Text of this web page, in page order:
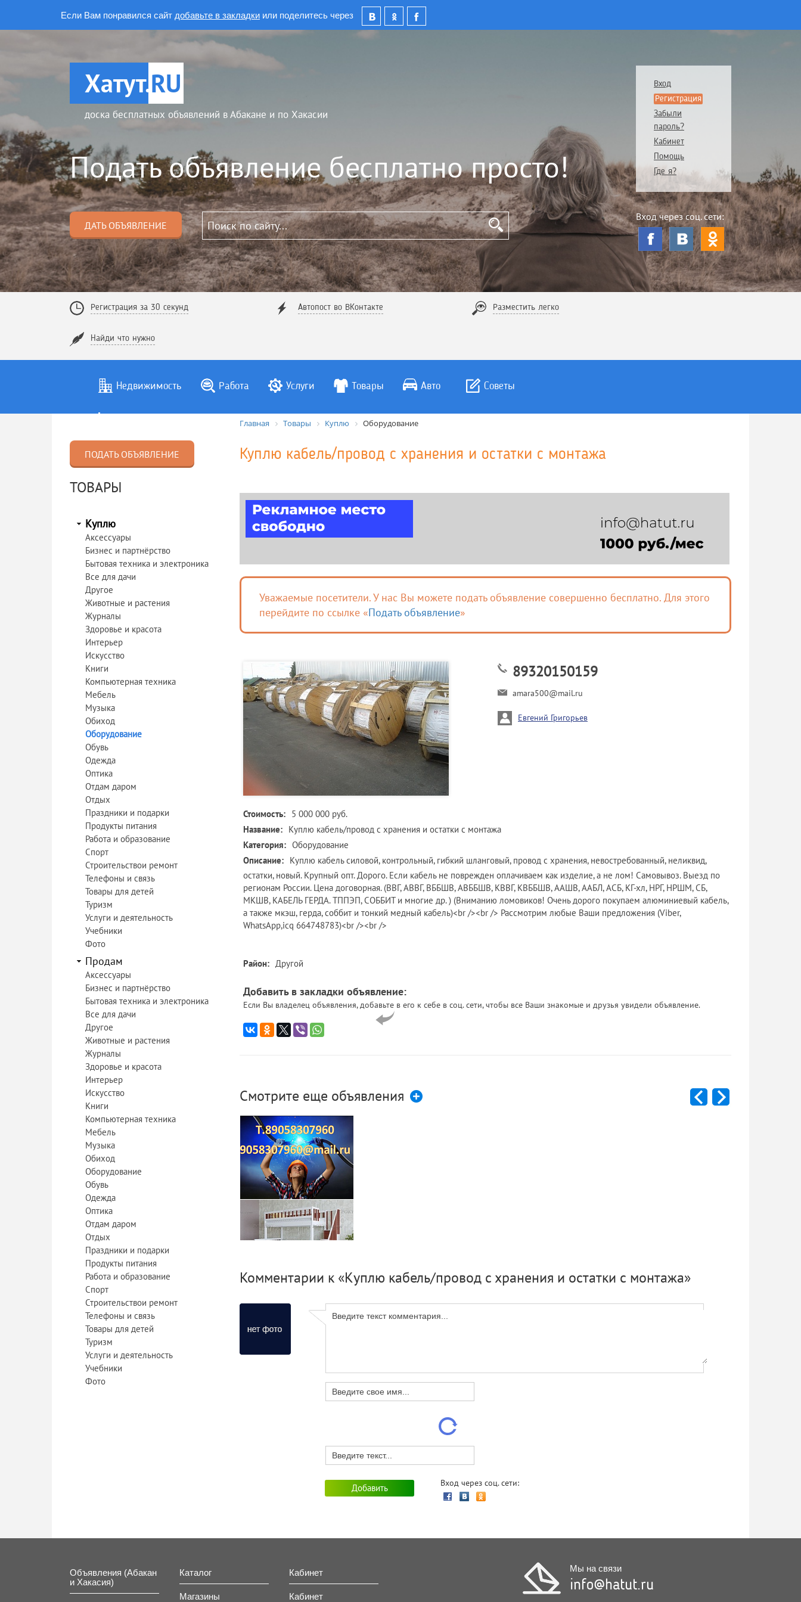
Если Вам понравился сайт добавьте в закладки или поделитесь через
Хатут.RU
доска бесплатных объявлений в Абакане и по Хакасии
Подать объявление бесплатно просто!
ДАТЬ ОБЪЯВЛЕНИЕ
Вход
Регистрация
Забыли
пароль?
Кабинет
Помощь
Где я?
Вход через соц. сети:
Регистрация за 30 секунд Автопост во ВКонтакте Разместить легко
Найди что нужно
Недвижимость Работа Услуги Товары Авто Советы
ПОДАТЬ ОБЪЯВЛЕНИЕ
ТОВАРЫ
Куплю
Аксессуары
Бизнес и партнёрство
Бытовая техника и электроника
Все для дачи
Другое
Животные и растения
Журналы
Здоровье и красота
Интерьер
Искусство
Книги
Компьютерная техника
Мебель
Музыка
Обиход
Оборудование
Обувь
Одежда
Оптика
Отдам даром
Отдых
Праздники и подарки
Продукты питания
Работа и образование
Спорт
Строительствои ремонт
Телефоны и связь
Товары для детей
Туризм
Услуги и деятельность
Учебники
Фото
Продам
Аксессуары
Бизнес и партнёрство
Бытовая техника и электроника
Все для дачи
Другое
Животные и растения
Журналы
Здоровье и красота
Интерьер
Искусство
Книги
Компьютерная техника
Мебель
Музыка
Обиход
Оборудование
Обувь
Одежда
Оптика
Отдам даром
Отдых
Праздники и подарки
Продукты питания
Работа и образование
Спорт
Строительствои ремонт
Телефоны и связь
Товары для детей
Туризм
Услуги и деятельность
Учебники
Фото
Главная Товары Куплю Оборудование
Куплю кабель/провод c хранения и остатки с монтажа
Уважаемые посетители. У нас Вы можете подать объявление совершенно бесплатно. Для этого
перейдите по ссылке «Подать объявление»
89320150159
amara500@mail.ru
Евгений Григорьев
Стоимость: 5 000 000 руб.
Название: Куплю кабель/провод c хранения и остатки с монтажа
Категория: Оборудование
Описание: Куплю кабель силовой, контрольный, гибкий шланговый, провод с хранения, невостребованный, неликвид,
остатки, новый. Крупный опт. Дорого. Если кабель не поврежден оплачиваем как изделие, а не лом! Самовывоз. Выезд по
регионам России. Цена договорная. (ВВГ, АВВГ, ВББШВ, АВББШВ, КВВГ, КВББШВ, ААШВ, ААБЛ, АСБ, КГ-хл, НРГ, НРШМ, СБ,
МКШВ, КАБЕЛЬ ГЕРДА. ТППЭП, СОББИТ и многие др. ) (Вниманию ломовиков! Очень дорого покупаем алюминиевый кабель,
а также мкэш, герда, соббит и тонкий медный кабель)<br /><br /> Рассмотрим любые Ваши предложения (Viber,
WhatsApp,icq 664748783)<br /><br />
Район: Другой
Добавить в закладки объявление:
Если Вы владелец объявления, добавьте в его к себе в соц. сети, чтобы все Ваши знакомые и друзья увидели объявление.
Смотрите еще объявления
Куплю кабель, провод.
«Старк»
«Жасмин» - круглая кровать.
Комментарии к «Куплю кабель/провод c хранения и остатки с монтажа»
Вход через соц. сети:
Объявления (Абакан
и Хакасия)
Каталог
Магазины
Кабинет
Кабинет
Мы на связи
info@hatut.ru